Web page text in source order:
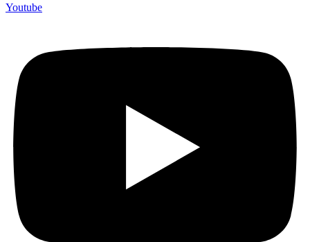
Youtube